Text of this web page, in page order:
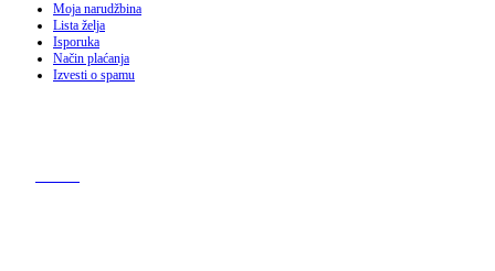
Moja narudžbina
Lista želja
Isporuka
Način plaćanja
Izvesti o spamu